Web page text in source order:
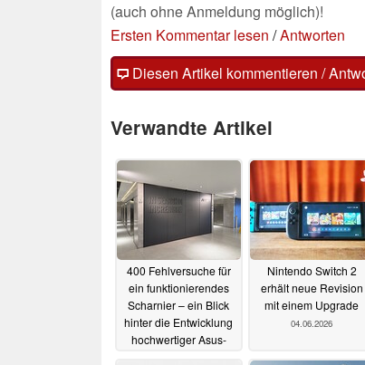
(auch ohne Anmeldung möglich)!
Ersten Kommentar lesen /Antworten
Diesen Artikel kommentieren /
Verwandte Artikel
400 Fehlversuche für
ein funktionierendes
Scharnier – ein Blick
hinter die Entwicklung
hochwertiger Asus-
Nintendo Switch 2
erhält neue Revision
mit einem Upgrade
04.06.2026